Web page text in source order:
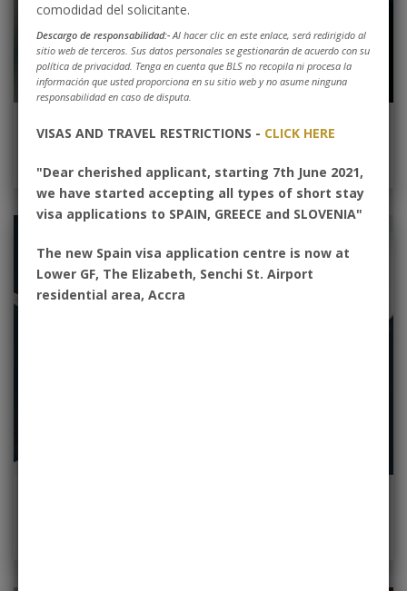
comodidad del solicitante.
Descargo de responsabilidad:-Al hacer clic en este enlace, será redirigido al
sitio web de terceros. Sus datos personales se gestionarán de acuerdo con su
política de privacidad. Tenga en cuenta que BLS no recopila ni procesa la
información que usted proporciona en su sitio web y no asume ninguna
responsabilidad en caso de disputa.
VISAS AND TRAVEL RESTRICTIONS - CLICK HERE
"Dear cherished applicant, starting 7th June 2021,
we have started accepting all types of short stay
visa applications to SPAIN, GREECE and SLOVENIA"
The new Spain visa application centre is now at
Lower GF, The Elizabeth, Senchi St. Airport
residential area, Accra
Conozca su tipo de visa